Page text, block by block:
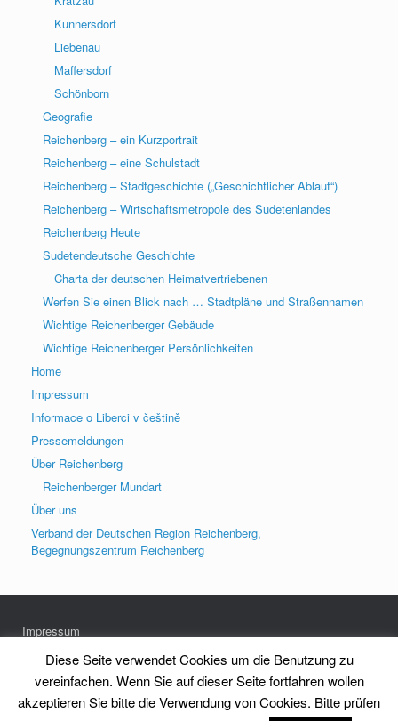
Kunnersdorf
Liebenau
Maffersdorf
Schönborn
Geografie
Reichenberg – ein Kurzportrait
Reichenberg – eine Schulstadt
Reichenberg – Stadtgeschichte („Geschichtlicher Ablauf“)
Reichenberg – Wirtschaftsmetropole des Sudetenlandes
Reichenberg Heute
Sudetendeutsche Geschichte
Charta der deutschen Heimatvertriebenen
Werfen Sie einen Blick nach … Stadtpläne und Straßennamen
Wichtige Reichenberger Gebäude
Wichtige Reichenberger Persönlichkeiten
Home
Impressum
Informace o Liberci v češtině
Pressemeldungen
Über Reichenberg
Reichenberger Mundart
Über uns
Verband der Deutschen Region Reichenberg,
Begegnungszentrum Reichenberg
Impressum
Datenschutz
Diese Seite verwendet Cookies um die Benutzung zu
vereinfachen. Wenn Sie auf dieser Seite fortfahren wollen
akzeptieren Sie bitte die Verwendung von Cookies. Bitte prüfen